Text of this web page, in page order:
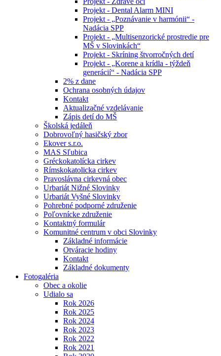
Projekt - Dental Alarm MINI
Projekt - „Poznávanie v harmónii“ -
Nadácia SPP
Projekt - „Multisenzorické prostredie pre
MŠ v Slovinkách“
Projekt - Skríning štvorročných detí
Projekt - „Korene a krídla - týždeň
generácií“ - Nadácia SPP
2% z dane
Ochrana osobných údajov
Kontakt
Aktualizačné vzdelávanie
Zápis detí do MŠ
Školská jedáleň
Dobrovoľný hasičský zbor
Ekover s.r.o.
MAS Sľubica
Gréckokatolícka cirkev
Rímskokatolicka cirkev
Pravoslávna cirkevná obec
Urbariát Nižné Slovinky
Urbariát Vyšné Slovinky
Pohrebné podporné združenie
Poľovnícke združenie
Kontaktný formulár
Komunitné centrum v obci Slovinky
Základné informácie
Otváracie hodiny
Kontakt
Základné dokumenty
Fotogaléria
Obec a okolie
Udialo sa
Rok 2026
Rok 2025
Rok 2024
Rok 2023
Rok 2022
Rok 2021